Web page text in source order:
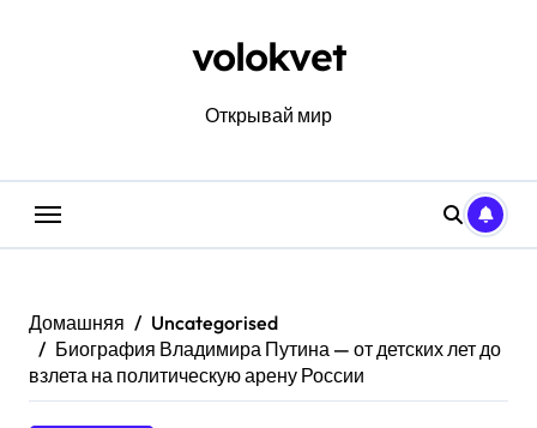
volokvet
Открывай мир
Домашняя
Uncategorised
Биография Владимира Путина — от детских лет до
взлета на политическую арену России